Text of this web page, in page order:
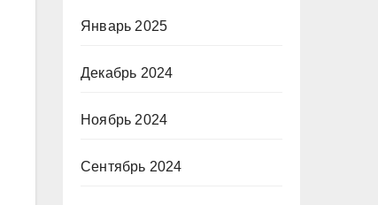
Январь 2025
Декабрь 2024
Ноябрь 2024
Сентябрь 2024